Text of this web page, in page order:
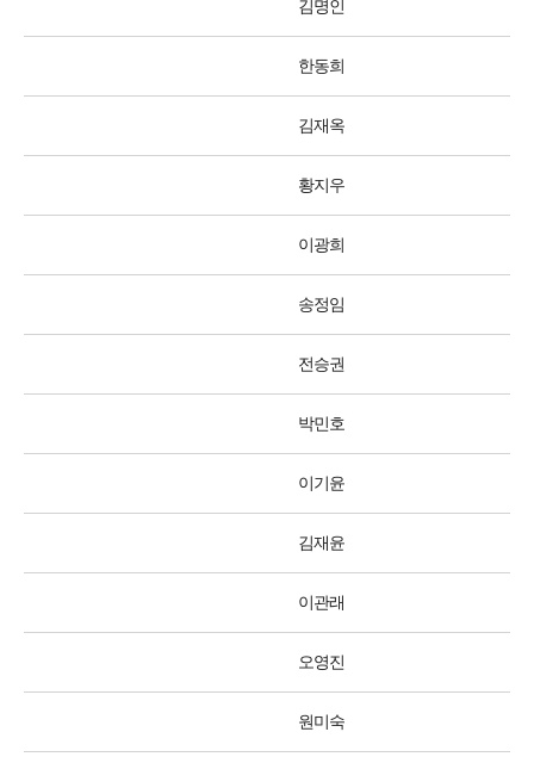
김명인
한동희
김재옥
황지우
이광희
송정임
전승권
박민호
이기윤
김재윤
이관래
오영진
원미숙